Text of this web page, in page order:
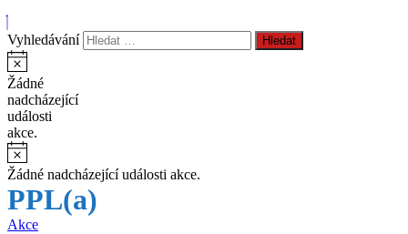
Vyhledávání
Žádné
nadcházející
události
akce.
Žádné nadcházející události akce.
PPL(a)
Akce